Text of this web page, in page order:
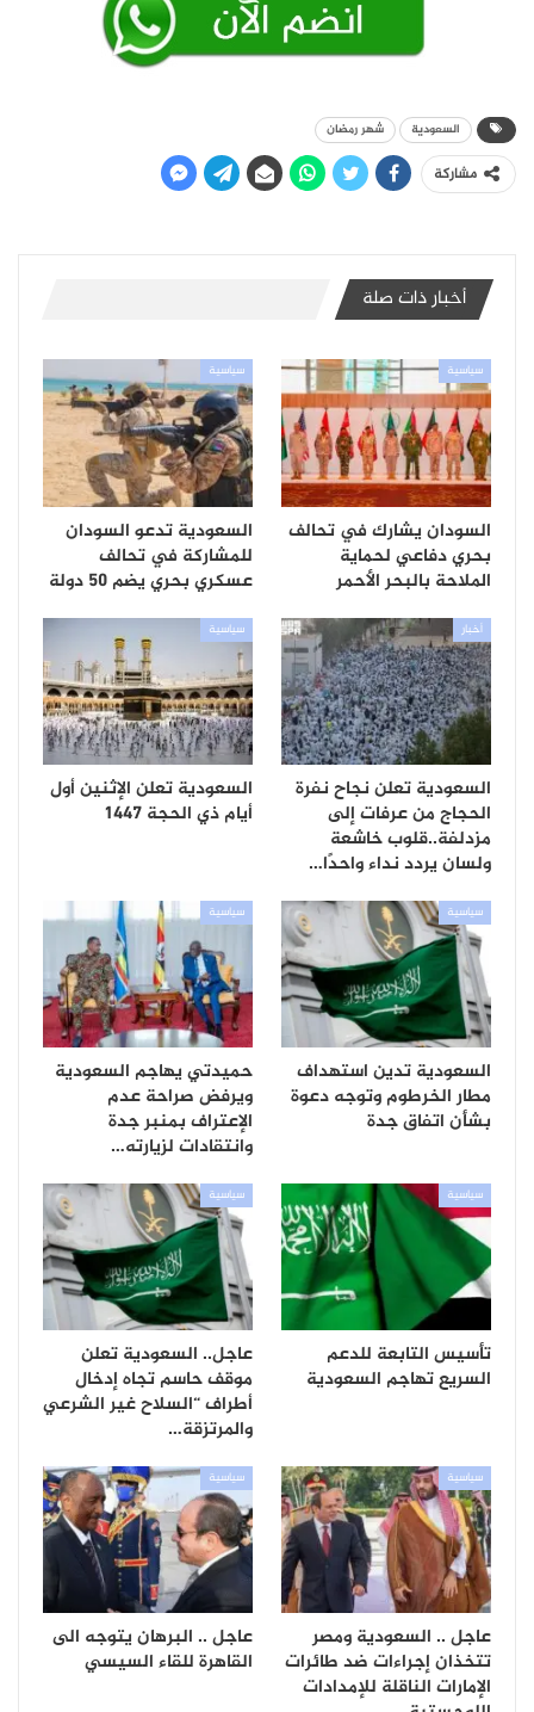
السعودية شهر رمضان
مشاركة
أخبار ذات صلة
سياسية
السودان يشارك في تحالف
بحري دفاعي لحماية
الملاحة بالبحر الأحمر
سياسية
السعودية تدعو السودان
للمشاركة في تحالف
عسكري بحري يضم 50 دولة
أخبار
السعودية تعلن نجاح نفرة
الحجاج من عرفات إلى
مزدلفة..قلوب خاشعة
ولسان يردد نداء واحدًا…
سياسية
السعودية تعلن الإثنين أول
أيام ذي الحجة 1447
سياسية
السعودية تدين استهداف
مطار الخرطوم وتوجه دعوة
بشأن اتفاق جدة
سياسية
حميدتي يهاجم السعودية
ويرفض صراحة عدم
الإعتراف بمنبر جدة
وانتقادات لزيارته…
سياسية
تأسيس التابعة للدعم
السريع تهاجم السعودية
سياسية
عاجل.. السعودية تعلن
موقف حاسم تجاه إدخال
أطراف “السلاح غير الشرعي
والمرتزقة…
سياسية
عاجل .. السعودية ومصر
تتخذان إجراءات ضد طائرات
الإمارات الناقلة للإمدادات
سياسية
عاجل .. البرهان يتوجه الى
القاهرة للقاء السيسي